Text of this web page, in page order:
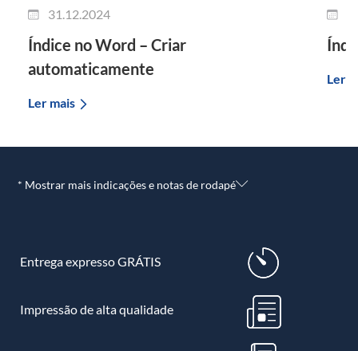
31.12.2024
Índice no Word – Criar
automaticamente
Ler mais
Ler
* Mostrar mais indicações e notas de rodapé
Entrega expresso GRÁTIS
Impressão de alta qualidade